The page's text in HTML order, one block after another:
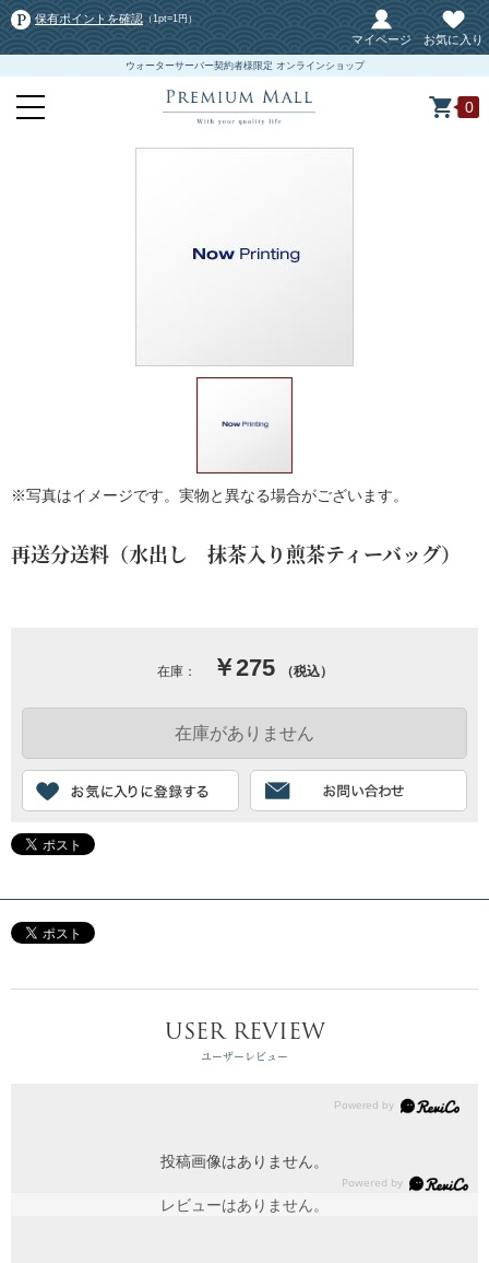
保有ポイントを確認 （1pt=1円）
マイページ お気に入り
ウォーターサーバー契約者様限定 オンラインショップ
0
※写真はイメージです。実物と異なる場合がございます。
再送分送料（水出し 抹茶入り煎茶ティーバッグ）
在庫： ￥275 （税込）
USER REVIEW
ユーザーレビュー
投稿画像はありません。
レビューはありません。